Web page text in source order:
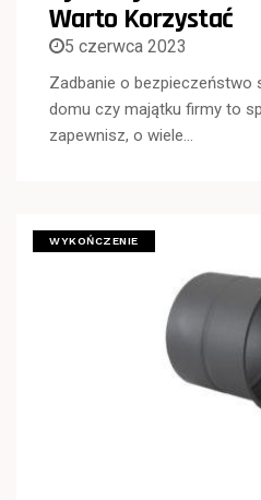
Warto Korzystać
5 czerwca 2023
Zadbanie o bezpieczeństwo
domu czy majątku firmy to
zapewnisz, o wiele…
WYKOŃCZENIE